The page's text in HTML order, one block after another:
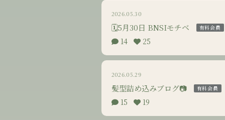
2026.05.30
🗓5月30日 BNSIモチベ 有料会員
14 25
2026.05.29
髪型詰め込みブログ📷 有料会員
15 19